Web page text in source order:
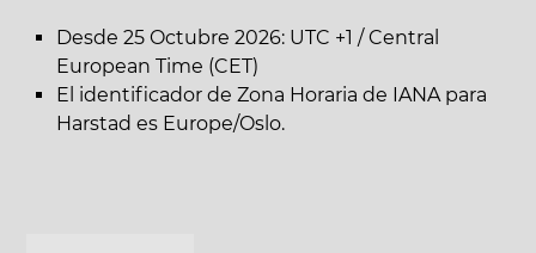
Desde 25 Octubre 2026: UTC +1 / Central
European Time (CET)
El identificador de Zona Horaria de IANA para
Harstad es Europe/Oslo.